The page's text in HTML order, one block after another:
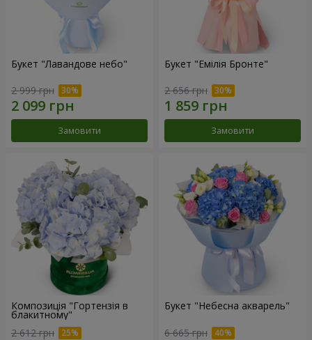
Букет "Лавандове небо"
2 999 грн
Замовити
Букет "Емілія Бронте"
2 656 грн
Замовити
Композиція "Гортензія в
блакитному"
2 612 грн
Букет "Небесна акварель"
6 665 грн